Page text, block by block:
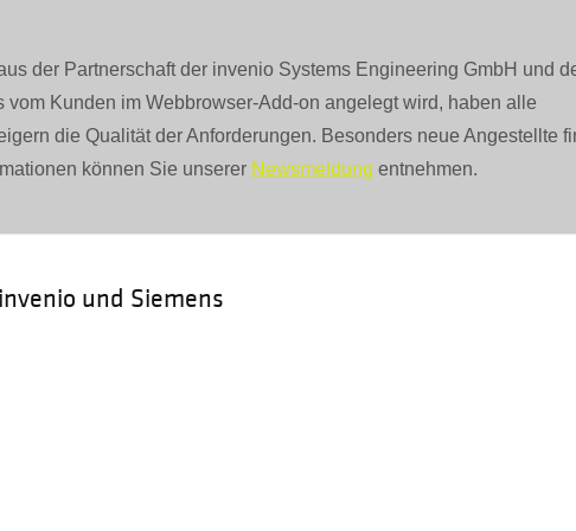
der Partnerschaft der invenio Systems Engineering GmbH und
Kunden im Webbrowser-Add-on angelegt wird, haben alle
die Qualität der Anforderungen. Besonders neue Angestellte
können Sie unserer Newsmeldung entnehmen.
und Siemens